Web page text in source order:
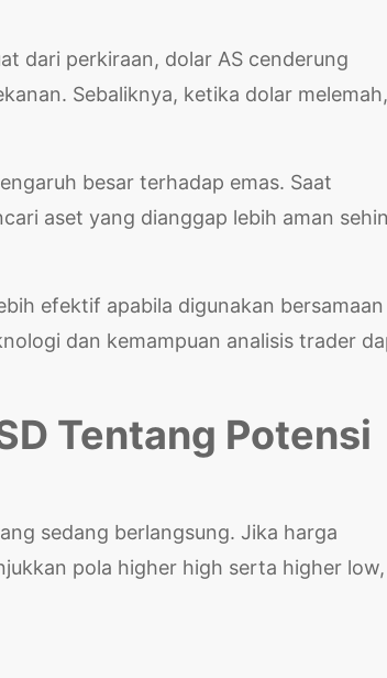
dari perkiraan, dolar AS cenderung
Sebaliknya, ketika dolar melemah,
besar terhadap emas. Saat
aset yang dianggap lebih aman
efektif apabila digunakan bersamaan
dan kemampuan analisis trader
Tentang Potensi
sedang berlangsung. Jika harga
pola higher high serta higher